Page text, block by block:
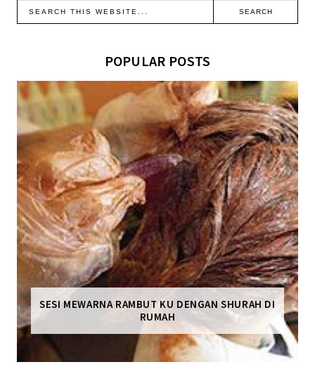
POPULAR POSTS
SESI MEWARNA RAMBUT KU DENGAN SHURAH DI
RUMAH